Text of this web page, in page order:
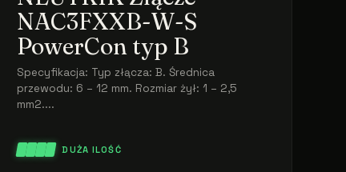
NAC3FXXB-W-S
PowerCon typ B
Specyfikacja: Typ złącza: B. Średnica
przewodu: 6 – 12 mm. Rozmiar żył: 1 – 2,5
mm2....
DUŻA ILOŚĆ